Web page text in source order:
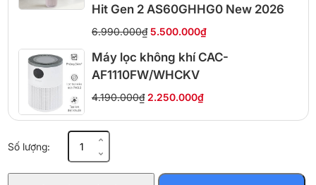
Hit Gen 2 AS60GHHG0 New 2026
6.990.000₫ 5.500.000₫
Máy lọc không khí CAC-
AF1110FW/WHCKV
4.190.000₫ 2.250.000₫
Số lượng:
Máy
lọc